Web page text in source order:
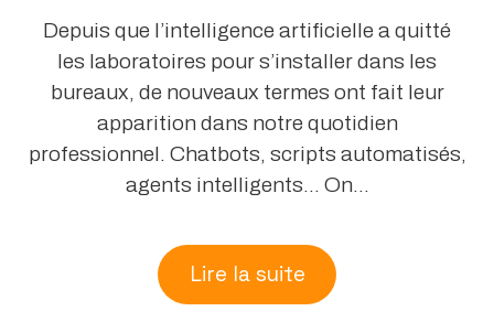
Depuis que l’intelligence artificielle a quitté
les laboratoires pour s’installer dans les
bureaux, de nouveaux termes ont fait leur
apparition dans notre quotidien
professionnel. Chatbots, scripts automatisés,
agents intelligents… On...
Lire la suite